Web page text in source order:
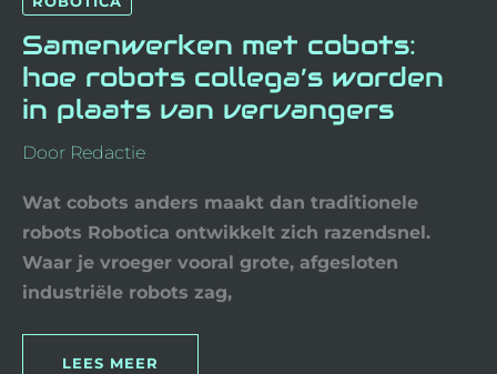
Samenwerken met cobots:
hoe robots collega’s worden
in plaats van vervangers
Door Redactie
Wat cobots anders maakt dan traditionele
robots Robotica ontwikkelt zich razendsnel.
Waar je vroeger vooral grote, afgesloten
industriële robots zag,
LEES MEER